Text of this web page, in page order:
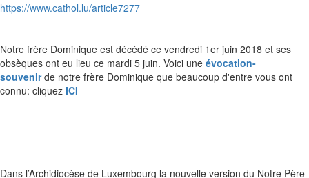
https://www.cathol.lu/article7277
Notre frère Dominique est décédé ce vendredi 1er juin 2018 et ses
obsèques ont eu lieu ce mardi 5 juin. Voici une évocation-
souvenir de notre frère Dominique que beaucoup d'entre vous ont
connu: cliquez ICI
Dans l’Archidiocèse de Luxembourg la nouvelle version du Notre Père